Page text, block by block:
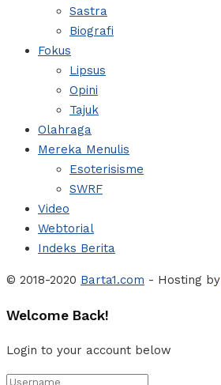
Sastra
Biografi
Fokus
Lipsus
Opini
Tajuk
Olahraga
Mereka Menulis
Esoterisisme
SWRF
Video
Webtorial
Indeks Berita
© 2018-2020 Barta1.com - Hosting by
Welcome Back!
Login to your account below